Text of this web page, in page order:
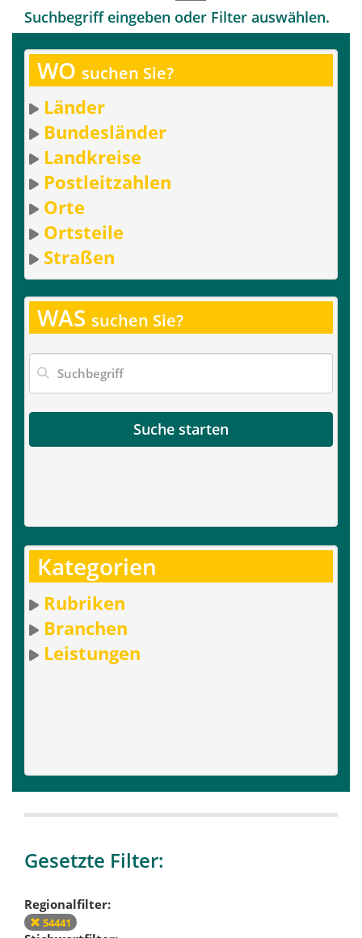
Suchbegriff eingeben oder Filter auswählen.
WO suchen Sie?
Länder
Bundesländer
Landkreise
Postleitzahlen
Orte
Ortsteile
Straßen
WAS suchen Sie?
Suche starten
Kategorien
Rubriken
Branchen
Leistungen
Gesetzte Filter:
Regionalfilter:
54441